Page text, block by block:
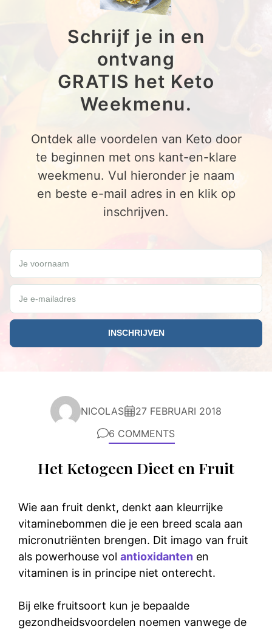
Schrijf je in en
ontvang
GRATIS het Keto
Weekmenu.
Ontdek alle voordelen van Keto door
te beginnen met ons kant-en-klare
weekmenu. Vul hieronder je naam
en beste e-mail adres in en klik op
inschrijven.
Schrijf je in en ontvang een GRATIS Keto Weekmenu.
Je voornaam
Je e-mailadres
NICOLAS
27 FEBRUARI 2018
6 COMMENTS
Het Ketogeen Dieet en Fruit
Wie aan fruit denkt, denkt aan kleurrijke
vitaminebommen die je een breed scala aan
micronutriënten brengen. Dit imago van fruit
als powerhouse vol antioxidanten en
vitaminen is in principe niet onterecht.
Bij elke fruitsoort kun je bepaalde
gezondheidsvoordelen noemen vanwege de